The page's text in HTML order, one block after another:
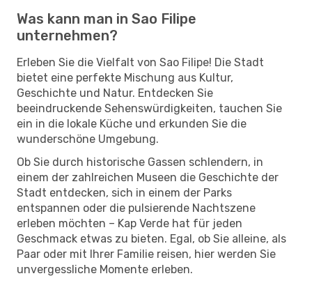
Was kann man in Sao Filipe
unternehmen?
Erleben Sie die Vielfalt von Sao Filipe! Die Stadt
bietet eine perfekte Mischung aus Kultur,
Geschichte und Natur. Entdecken Sie
beeindruckende Sehenswürdigkeiten, tauchen Sie
ein in die lokale Küche und erkunden Sie die
wunderschöne Umgebung.
Ob Sie durch historische Gassen schlendern, in
einem der zahlreichen Museen die Geschichte der
Stadt entdecken, sich in einem der Parks
entspannen oder die pulsierende Nachtszene
erleben möchten – Kap Verde hat für jeden
Geschmack etwas zu bieten. Egal, ob Sie alleine, als
Paar oder mit Ihrer Familie reisen, hier werden Sie
unvergessliche Momente erleben.